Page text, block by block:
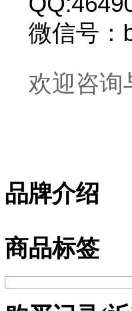
微信号：
欢迎咨询
品牌介绍
商品标签